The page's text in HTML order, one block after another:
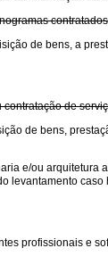
de bens, a
de
de bens,
e/ou
levantamento
profissionais e